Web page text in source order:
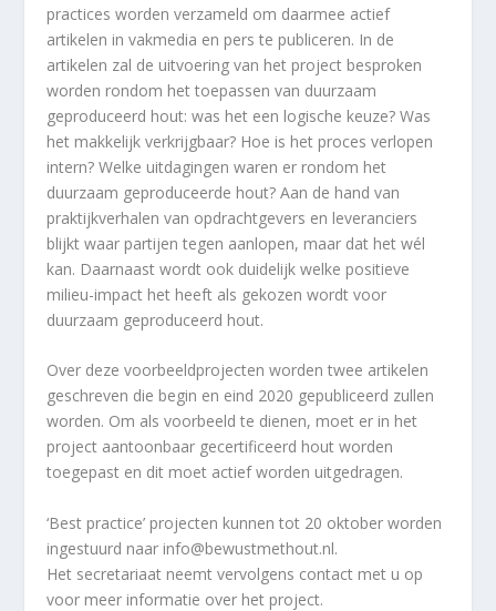
practices worden verzameld om daarmee actief
artikelen in vakmedia en pers te publiceren. In de
artikelen zal de uitvoering van het project besproken
worden rondom het toepassen van duurzaam
geproduceerd hout: was het een logische keuze? Was
het makkelijk verkrijgbaar? Hoe is het proces verlopen
intern? Welke uitdagingen waren er rondom het
duurzaam geproduceerde hout? Aan de hand van
praktijkverhalen van opdrachtgevers en leveranciers
blijkt waar partijen tegen aanlopen, maar dat het wél
kan. Daarnaast wordt ook duidelijk welke positieve
milieu-impact het heeft als gekozen wordt voor
duurzaam geproduceerd hout.
Over deze voorbeeldprojecten worden twee artikelen
geschreven die begin en eind 2020 gepubliceerd zullen
worden. Om als voorbeeld te dienen, moet er in het
project aantoonbaar gecertificeerd hout worden
toegepast en dit moet actief worden uitgedragen.
‘Best practice’ projecten kunnen tot 20 oktober worden
ingestuurd naar info@bewustmethout.nl.
Het secretariaat neemt vervolgens contact met u op
voor meer informatie over het project.